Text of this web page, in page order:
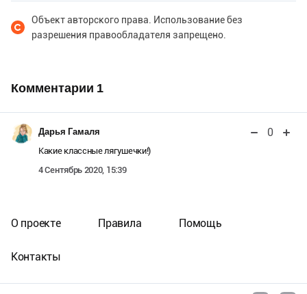
Объект авторского права. Использование без
разрешения правообладателя запрещено.
Комментарии 1
Дарья Гамаля 0
Какие классные лягушечки!)
4 Сентябрь 2020, 15:39
О проекте Правила Помощь
Контакты